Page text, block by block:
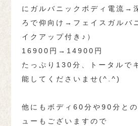
にガルバニックボディ電流→
ろで仰向け→フェイスガルバ
イクアップ付き♪）
16900円→14900円
たっぷり130分、トータルで
能してくださいませ(^.^)
他にもボディ60分や90分と
ューもございますので